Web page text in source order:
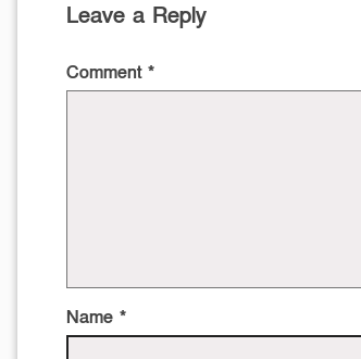
Leave a Reply
Comment *
Name *